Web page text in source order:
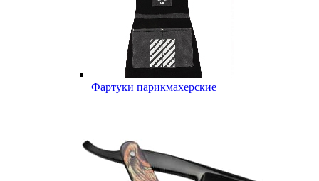
Фартуки парикмахерские